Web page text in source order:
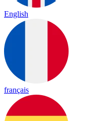
English
français